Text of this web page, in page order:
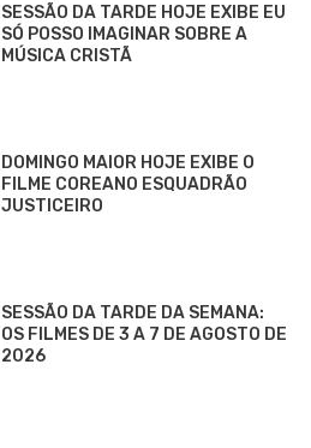
SESSÃO DA TARDE HOJE EXIBE EU
SÓ POSSO IMAGINAR SOBRE A
MÚSICA CRISTÃ
DOMINGO MAIOR HOJE EXIBE O
FILME COREANO ESQUADRÃO
JUSTICEIRO
SESSÃO DA TARDE DA SEMANA:
OS FILMES DE 3 A 7 DE AGOSTO DE
2026